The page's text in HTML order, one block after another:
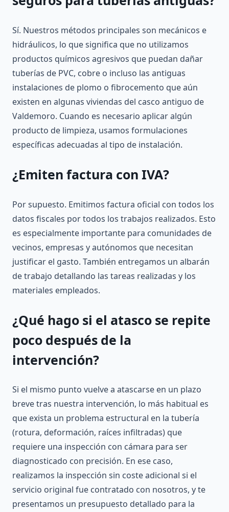
Sí. Nuestros métodos principales son mecánicos e
hidráulicos, lo que significa que no utilizamos
productos químicos agresivos que puedan dañar
tuberías de PVC, cobre o incluso las antiguas
instalaciones de plomo o fibrocemento que aún
existen en algunas viviendas del casco antiguo de
Valdemoro. Cuando es necesario aplicar algún
producto de limpieza, usamos formulaciones
específicas adecuadas al tipo de instalación.
¿Emiten factura con IVA?
Por supuesto. Emitimos factura oficial con todos los
datos fiscales por todos los trabajos realizados. Esto
es especialmente importante para comunidades de
vecinos, empresas y autónomos que necesitan
justificar el gasto. También entregamos un albarán
de trabajo detallando las tareas realizadas y los
materiales empleados.
¿Qué hago si el atasco se repite
poco después de la
intervención?
Si el mismo punto vuelve a atascarse en un plazo
breve tras nuestra intervención, lo más habitual es
que exista un problema estructural en la tubería
(rotura, deformación, raíces infiltradas) que
requiere una inspección con cámara para ser
diagnosticado con precisión. En ese caso,
realizamos la inspección sin coste adicional si el
servicio original fue contratado con nosotros, y te
presentamos un presupuesto detallado para la